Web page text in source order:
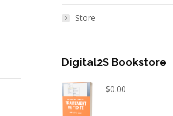
Store
Digital2S Bookstore
$0.00